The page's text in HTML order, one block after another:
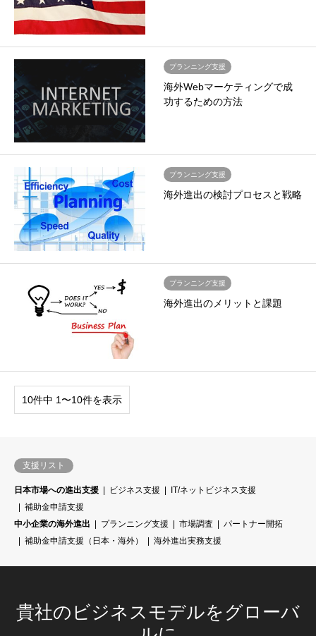
プランニング支援
海外Webマーケティングで成
功するための方法
プランニング支援
海外進出の検討プロセスと戦略
プランニング支援
海外進出のメリットと課題
10件中 1〜10件を表示
支援リスト
日本市場への進出支援 ビジネス支援
IT/ネットビジネス支援
補助金申請支援
中小企業の海外進出
プランニング支援 市場調査
パートナー開拓
補助金申請支援（日本・海外）
海外進出実務支援
貴社のビジネスモデルをグローバ